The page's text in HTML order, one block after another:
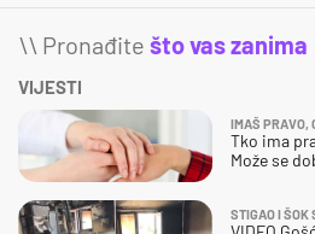
\\ Pronađite što vas zanima
VIJESTI
IMAŠ PRAVO,
Tko ima
Može se
STIGAO I ŠOK